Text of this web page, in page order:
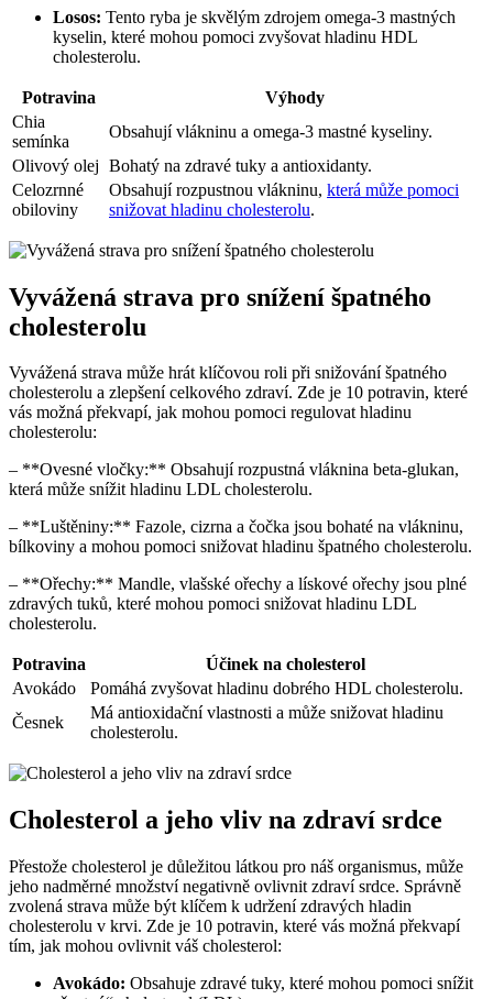
Losos: Tento ryba je skvělým zdrojem omega-3 mastných
kyselin, které mohou pomoci zvyšovat hladinu HDL
cholesterolu.
Potravina
Výhody
Chia
semínka
Obsahují vlákninu a omega-3 mastné kyseliny.
Olivový olej Bohatý na zdravé tuky a antioxidanty.
Celozrnné
obiloviny
Obsahují rozpustnou vlákninu, která může pomoci
snižovat hladinu cholesterolu.
Vyvážená strava pro snížení špatného
cholesterolu
Vyvážená strava může hrát klíčovou roli při snižování špatného
cholesterolu a zlepšení celkového zdraví. Zde je 10 potravin, které
vás možná překvapí, jak mohou pomoci regulovat hladinu
cholesterolu:
– **Ovesné vločky:** Obsahují rozpustná vláknina beta-glukan,
která může snížit hladinu LDL cholesterolu.
– **Luštěniny:** Fazole, cizrna a čočka jsou bohaté na vlákninu,
bílkoviny a mohou pomoci snižovat hladinu špatného cholesterolu.
– **Ořechy:** Mandle, vlašské ořechy a lískové ořechy jsou plné
zdravých tuků, které mohou pomoci snižovat hladinu LDL
cholesterolu.
Potravina
Účinek na cholesterol
Avokádo
Pomáhá zvyšovat hladinu dobrého HDL cholesterolu.
Česnek
Má antioxidační vlastnosti a může snižovat hladinu
cholesterolu.
Cholesterol a jeho vliv na zdraví srdce
Přestože cholesterol je důležitou látkou pro náš organismus, může
jeho nadměrné množství negativně ovlivnit zdraví srdce. Správně
zvolená strava může být klíčem k udržení zdravých hladin
cholesterolu v krvi. Zde je 10 potravin, které vás možná překvapí
tím, jak mohou ovlivnit váš cholesterol:
Avokádo: Obsahuje zdravé tuky, které mohou pomoci snížit